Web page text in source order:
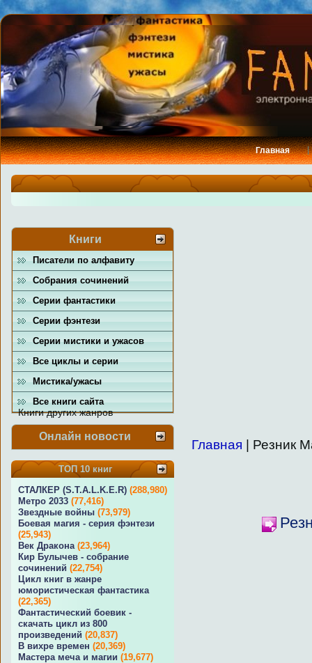
Главная
Книги
Писатели по алфавиту
Собрания сочинений
Серии фантастики
Серии фэнтези
Серии мистики и ужасов
Все циклы и серии
Мистика/ужасы
Все книги сайта
Книги других жанров
Онлайн новости
ТОП 10 книг
СТАЛКЕР (S.T.A.L.K.E.R) (288,980)
Метро 2033 (77,416)
Звездные войны (73,979)
Боевая магия - серия фэнтези
(25,943)
Век Дракона (23,964)
Кир Булычев - собрание
сочинений (22,754)
Цикл книг в жанре
юмористическая фантастика
(22,365)
Фантастический боевик -
скачать цикл из 800
произведений (20,837)
В вихре времен (20,369)
Мастера меча и магии (19,677)
Главная | Резник